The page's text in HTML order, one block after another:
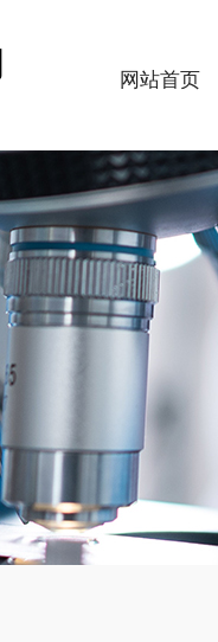
网站首页